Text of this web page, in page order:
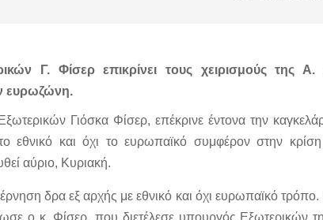
Γ. Φίσερ επικρίνει τους χειρισμούς της
ευρωζώνη.
Γιόσκα Φίσερ, επέκρινε έντονα την
εθνικό και όχι το ευρωπαϊκό συμφέρον στην
αύριο, Κυριακή.
δρα εξ αρχής με εθνικό και όχι ευρωπαϊκό
ο κ. Φίσερ, που διετέλεσε υπουργός Εξωτερικών